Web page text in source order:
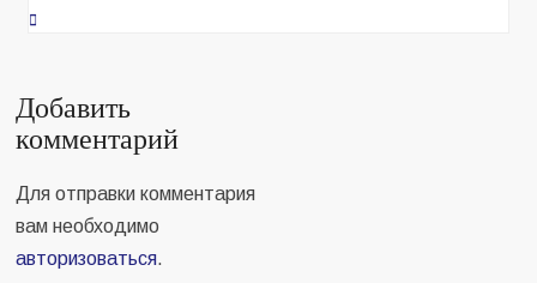
Добавить
комментарий
Для отправки комментария
вам необходимо
авторизоваться.